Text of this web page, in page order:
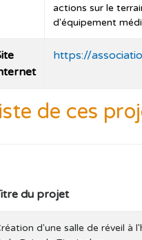
actions sur le
d'équipement
https://
de ces
du projet
d'une salle de réveil à